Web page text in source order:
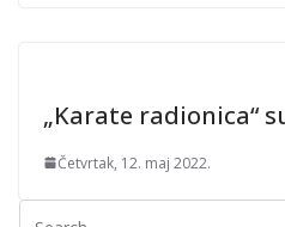
„Karate radionica“
Četvrtak, 12. maj 2022.